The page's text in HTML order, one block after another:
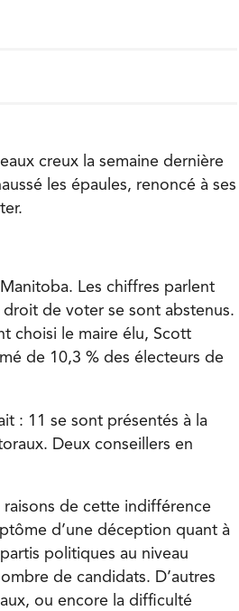
creux la semaine dernière
les épaules, renoncé à ses
Les chiffres parlent
de voter se sont abstenus.
choisi le maire élu, Scott
de 10,3 % des électeurs de
: 11 se sont présentés à la
Deux conseillers en
raisons de cette indifférence
d’une déception quant à
politiques au niveau
de candidats. D’autres
ou encore la difficulté